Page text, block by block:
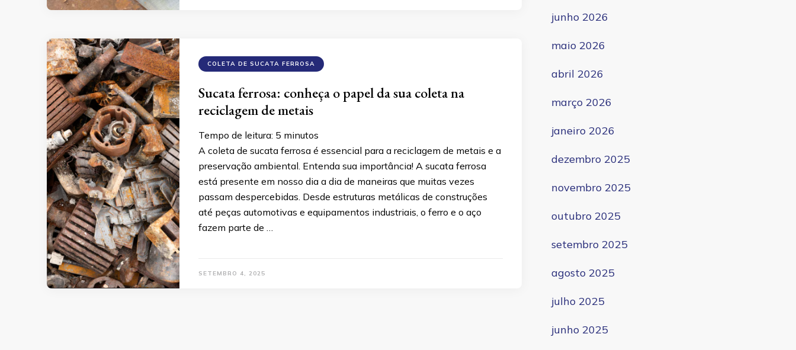
COLETA DE SUCATA FERROSA
Sucata ferrosa: conheça o papel da sua coleta na
reciclagem de metais
Tempo de leitura: 5 minutos
A coleta de sucata ferrosa é essencial para a reciclagem de metais e a
preservação ambiental. Entenda sua importância! A sucata ferrosa
está presente em nosso dia a dia de maneiras que muitas vezes
passam despercebidas. Desde estruturas metálicas de construções
até peças automotivas e equipamentos industriais, o ferro e o aço
fazem parte de …
SETEMBRO 4, 2025
junho 2026
maio 2026
abril 2026
março 2026
janeiro 2026
dezembro 2025
novembro 2025
outubro 2025
setembro 2025
agosto 2025
julho 2025
junho 2025